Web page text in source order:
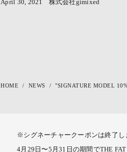
April 30, 2021 株式会社gimixed
HOME NEWS "SIGNATURE MODEL
※シグネーチャークーポンは終了し
4月29日〜5月31日の期間でTHE